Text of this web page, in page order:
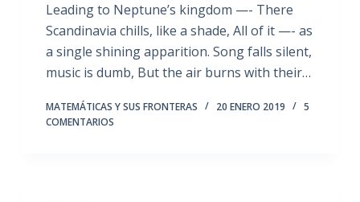
Leading to Neptune’s kingdom —- There
Scandinavia chills, like a shade, All of it —- as
a single shining apparition. Song falls silent,
music is dumb, But the air burns with their…
MATEMÁTICAS Y SUS FRONTERAS 20 ENERO 2019
5
COMENTARIOS